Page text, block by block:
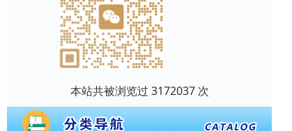
本站共被浏览过 3172037 次